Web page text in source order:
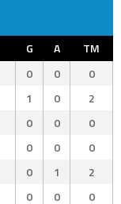
G A
TM
0 0
0
1 0
2
0 0
0
0 0
0
0 1
2
0 0
0